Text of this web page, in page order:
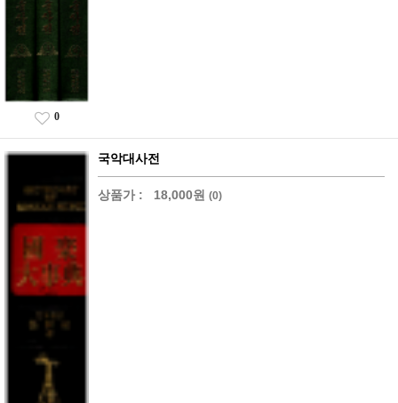
0
국악대사전
상품가 : 18,000원 (0)